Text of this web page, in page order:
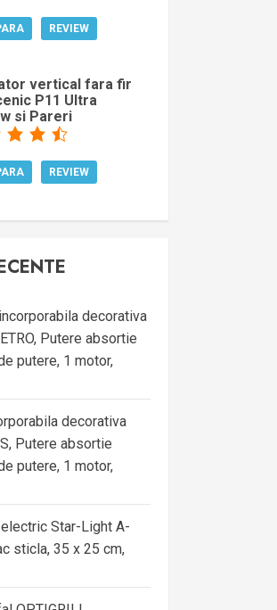
REVIEW
vertical fara fir
P11 Ultra
si Pareri
REVIEW
decorativa
Putere absortie
putere, 1 motor,
decorativa
Putere absortie
putere, 1 motor,
electric Star-Light A-
sticla, 35 x 25 cm,